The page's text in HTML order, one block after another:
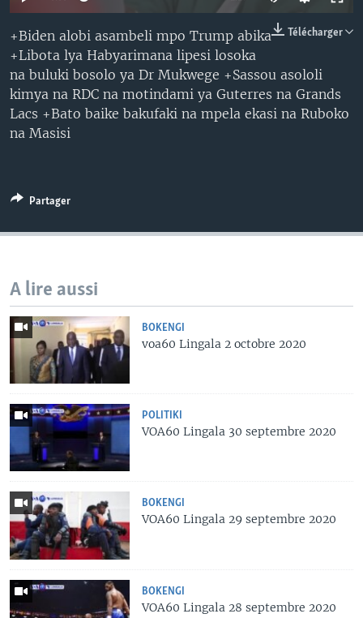
SÉCURITÉ
SCIENCE/TECHNOLOGIE
SPORTS
Télécharger
+Biden alobi asambeli mpo Trump abika
+Libota lya Habyarimana lipesi losoka
na buluki bosolo ya Dr Mukwege +Sassou asololi
kimya na RDC na motindami ya Guterres na Grands
Lacs +Bato baike bakufaki na mpela ekasi na Ruboko
na Masisi
Partager
A lire aussi
BOKENGI
voa60 Lingala 2 octobre 2020
POLITIKI
VOA60 Lingala 30 septembre 2020
BOKENGI
VOA60 Lingala 29 septembre 2020
BOKENGI
VOA60 Lingala 28 septembre 2020